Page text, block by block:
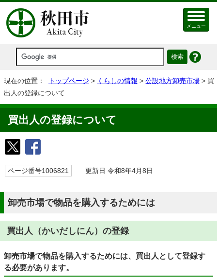
メニュー
現在の位置： トップページ > くらしの情報 > 公設地方卸売市場 > 買
出人の登録について
買出人の登録について
ページ番号1006821 更新日 令和8年4月8日
卸売市場で物品を購入するためには
買出人（かいだしにん）の登録
卸売市場で物品を購入するためには、買出人として登録す
る必要があります。